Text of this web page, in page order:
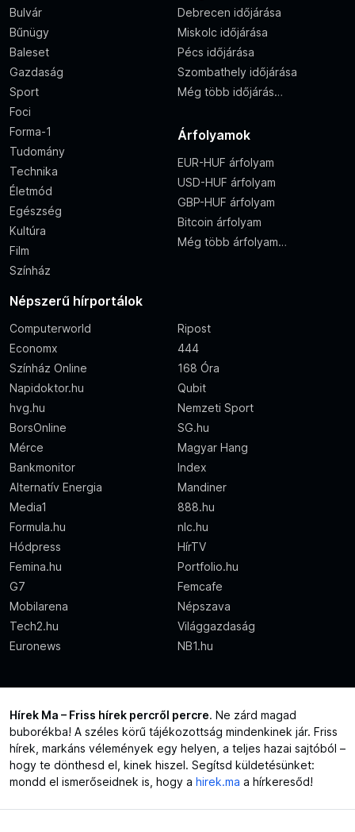
Bulvár
Bűnügy
Baleset
Gazdaság
Sport
Foci
Forma-1
Tudomány
Technika
Életmód
Egészség
Kultúra
Film
Színház
Debrecen időjárása
Miskolc időjárása
Pécs időjárása
Szombathely időjárása
Még több időjárás…
Árfolyamok
EUR-HUF árfolyam
USD-HUF árfolyam
GBP-HUF árfolyam
Bitcoin árfolyam
Még több árfolyam…
Népszerű hírportálok
Computerworld
Ripost
Economx
444
Színház Online
168 Óra
Napidoktor.hu
Qubit
hvg.hu
Nemzeti Sport
BorsOnline
SG.hu
Mérce
Magyar Hang
Bankmonitor
Index
Alternatív Energia
Mandiner
Media1
888.hu
Formula.hu
nlc.hu
Hódpress
HírTV
Femina.hu
Portfolio.hu
G7
Femcafe
Mobilarena
Népszava
Tech2.hu
Világgazdaság
Euronews
NB1.hu
Hírek Ma – Friss hírek percről percre. Ne zárd magad
buborékba! A széles körű tájékozottság mindenkinek jár. Friss
hírek, markáns vélemények egy helyen, a teljes hazai sajtóból –
hogy te dönthesd el, kinek hiszel. Segítsd küldetésünket:
mondd el ismerőseidnek is, hogy a hirek.ma a hírkeresőd!